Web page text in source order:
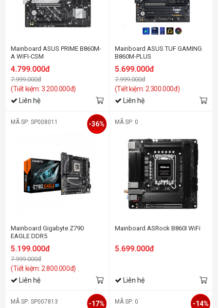
Mainboard ASUS PRIME B860M-
A WIFI-CSM
4.799.000đ
7.999.000đ
(Tiết kiệm: 3.200.000đ)
Liên hệ
Mainboard ASUS TUF GAMING
B860M-PLUS
5.699.000đ
7.999.000đ
(Tiết kiệm: 2.300.000đ)
Liên hệ
MÃ SP: SP008011
Mainboard Gigabyte Z790
EAGLE DDR5
5.199.000đ
7.999.000đ
(Tiết kiệm: 2.800.000đ)
-36%
Liên hệ
MÃ SP: 0
Mainboard ASRock B860I WiFi
5.699.000đ
Liên hệ
MÃ SP: SP007813 -17% MÃ SP: 0 -14%